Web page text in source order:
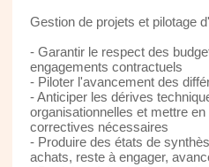
Gestion de projets et pilotage
- Garantir le respect des
engagements contractuels
- Piloter l'avancement des
- Anticiper les dérives
organisationnelles et mettre
correctives nécessaires
- Produire des états de
achats, reste à engager,